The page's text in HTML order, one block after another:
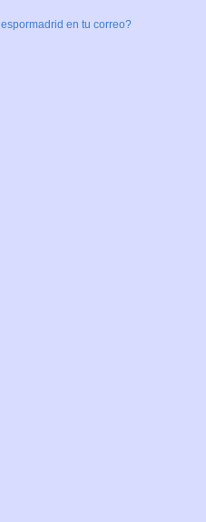
en tu correo?